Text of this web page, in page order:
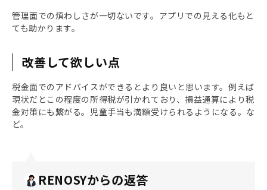
管理面での煩わしさが一切ないです。アプリでの見える化もと
ても助かります。
改善して欲しい点
税金面でのアドバイスができるとより良いと思います。例えば
現状だとこの程度の所得税が引かれており、損益通算により税
金対策にも繋がる。児童手当も満額受けられるようになる。な
ど。
RENOSYからの返答